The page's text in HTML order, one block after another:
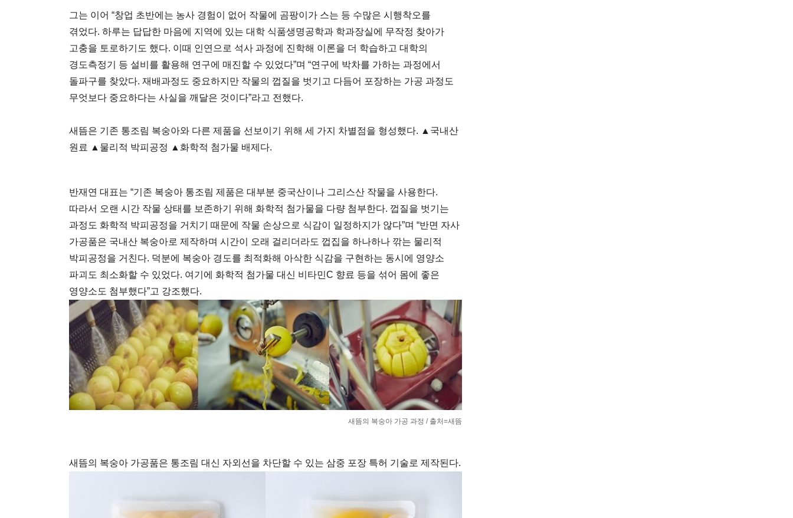
그는 이어 “창업 초반에는 농사 경험이 없어 작물에 곰팡이가 스는 등 수많은 시행착오를
겪었다. 하루는 답답한 마음에 지역에 있는 대학 식품생명공학과 학과장실에 무작정 찾아가
고충을 토로하기도 했다. 이때 인연으로 석사 과정에 진학해 이론을 더 학습하고 대학의
경도측정기 등 설비를 활용해 연구에 매진할 수 있었다”며 “연구에 박차를 가하는 과정에서
돌파구를 찾았다. 재배과정도 중요하지만 작물의 껍질을 벗기고 다듬어 포장하는 가공 과정도
무엇보다 중요하다는 사실을 깨달은 것이다”라고 전했다.
새뜸은 기존 통조림 복숭아와 다른 제품을 선보이기 위해 세 가지 차별점을 형성했다. ▲국내산
원료 ▲물리적 박피공정 ▲화학적 첨가물 배제다.
반재연 대표는 “기존 복숭아 통조림 제품은 대부분 중국산이나 그리스산 작물을 사용한다.
따라서 오랜 시간 작물 상태를 보존하기 위해 화학적 첨가물을 다량 첨부한다. 껍질을 벗기는
과정도 화학적 박피공정을 거치기 때문에 작물 손상으로 식감이 일정하지가 않다”며 “반면 자사
가공품은 국내산 복숭아로 제작하며 시간이 오래 걸리더라도 껍집을 하나하나 깎는 물리적
박피공정을 거친다. 덕분에 복숭아 경도를 최적화해 아삭한 식감을 구현하는 동시에 영양소
파괴도 최소화할 수 있었다. 여기에 화학적 첨가물 대신 비타민C 향료 등을 섞어 몸에 좋은
영양소도 첨부했다”고 강조했다.
새뜸의 복숭아 가공 과정 / 출처=새뜸
새뜸의 복숭아 가공품은 통조림 대신 자외선을 차단할 수 있는 삼중 포장 특허 기술로 제작된다.